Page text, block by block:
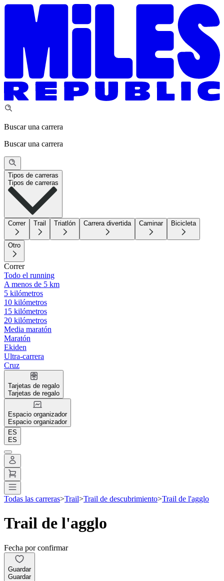
Buscar una carrera
Buscar una carrera
Tipos de carreras
Tipos de carreras
Correr Trail Triatlón Carrera divertida Caminar Bicicleta
Otro
Correr
Todo el running
A menos de 5 km
5 kilómetros
10 kilómetros
15 kilómetros
20 kilómetros
Media maratón
Maratón
Ekiden
Ultra-carrera
Cruz
Tarjetas de regalo
Tarjetas de regalo
Espacio organizador
Espacio organizador
ES
ES
Todas las carreras>Trail>Trail de descubrimiento>Trail de l'agglo
Trail de l'agglo
Fecha por confirmar
Guardar
Guardar